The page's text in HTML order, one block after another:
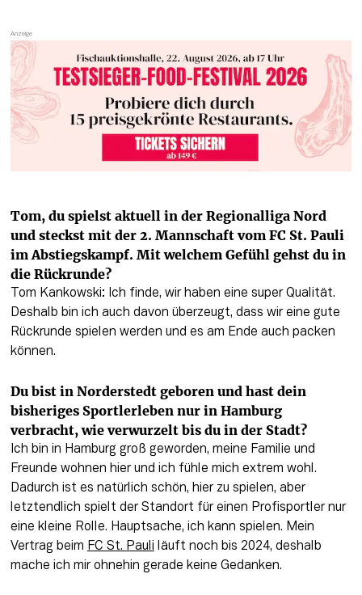
Tom, du spielst aktuell in der Regionalliga Nord
und steckst mit der 2. Mannschaft vom FC St. Pauli
im Abstiegskampf. Mit welchem Gefühl gehst du in
die Rückrunde?
Tom Kankowski: Ich finde, wir haben eine super Qualität.
Deshalb bin ich auch davon überzeugt, dass wir eine gute
Rückrunde spielen werden und es am Ende auch packen
können.
Du bist in Norderstedt geboren und hast dein
bisheriges Sportlerleben nur in Hamburg
verbracht, wie verwurzelt bis du in der Stadt?
Ich bin in Hamburg groß geworden, meine Familie und
Freunde wohnen hier und ich fühle mich extrem wohl.
Dadurch ist es natürlich schön, hier zu spielen, aber
letztendlich spielt der Standort für einen Profisportler nur
eine kleine Rolle. Hauptsache, ich kann spielen. Mein
Vertrag beim FC St. Pauli
läuft noch bis 2024, deshalb
mache ich mir ohnehin gerade keine Gedanken.